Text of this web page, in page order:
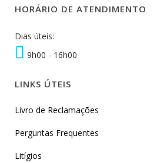
HORÁRIO DE ATENDIMENTO
Dias úteis:
9h00 - 16h00
LINKS ÚTEIS
Livro de Reclamações
Perguntas Frequentes
Litígios